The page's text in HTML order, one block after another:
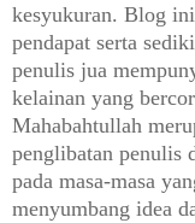
kesyukuran. Blog
pendapat serta
penulis jua
kelainan yang
Mahabahtullah
penglibatan penulis
pada masa-masa
menyumbang idea